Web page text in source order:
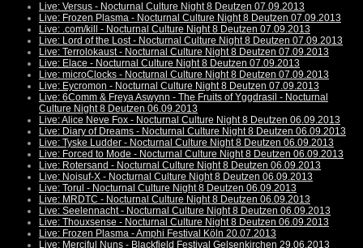
Live: Versus - Nocturnal Culture Night 8 Deutzen 07.09.2013
Live: Frozen Plasma - Nocturnal Culture Night 8 Deutzen 07.09.2013
Live: .com/kill - Nocturnal Culture Night 8 Deutzen 07.09.2013
Live: Lord of the Lost - Nocturnal Culture Night 8 Deutzen 07.09.2013
Live: Terrolokaust - Nocturnal Culture Night 8 Deutzen 07.09.2013
Live: Elace - Nocturnal Culture Night 8 Deutzen 07.09.2013
Live: microClocks - Nocturnal Culture Night 8 Deutzen 07.09.2013
Live: Eycromon - Nocturnal Culture Night 8 Deutzen 07.09.2013
Live: 6Comm & Freya Aswynn - The Fruits of Yggdrasil - Nocturnal
Culture Night 8 Deutzen 06.09.2013
Live: Alice Neve Fox - Nocturnal Culture Night 8 Deutzen 06.09.2013
Live: Diary of Dreams - Nocturnal Culture Night 8 Deutzen 06.09.2013
Live: Tyske Ludder - Nocturnal Culture Night 8 Deutzen 06.09.2013
Live: Forced to Mode - Nocturnal Culture Night 8 Deutzen 06.09.2013
Live: Rotersand - Nocturnal Culture Night 8 Deutzen 06.09.2013
Live: Noisuf-X - Nocturnal Culture Night 8 Deutzen 06.09.2013
Live: Torul - Nocturnal Culture Night 8 Deutzen 06.09.2013
Live: MRDTC - Nocturnal Culture Night 8 Deutzen 06.09.2013
Live: Seelennacht - Nocturnal Culture Night 8 Deutzen 06.09.2013
Live: Thouxsense - Nocturnal Culture Night 8 Deutzen 06.09.2013
Live: Frozen Plasma - Amphi Festival Köln 20.07.2013
Live: Merciful Nuns - Blackfield Festival Gelsenkirchen 29.06.2013